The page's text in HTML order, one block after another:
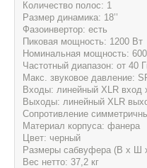
Количество полос: 1
Размер динамика: 18’’
Фазоинвертор: есть
Пиковая мощность: 1200 Вт
Номинальная мощность:
Частотный диапазон: от 40
Макс. звуковое давление:
Входы: линейный XLR вход
Выходы: линейный XLR
Сопротивление
Материал корпуса: фанера
Цвет: черный
Размеры сабвуфера (В х Ш
Вес нетто: 37,2 кг